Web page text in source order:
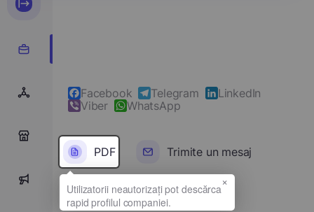
Facebook Telegram
LinkedIn
Viber
WhatsApp
PDF Trimite un mesaj
Denumirea completă
×